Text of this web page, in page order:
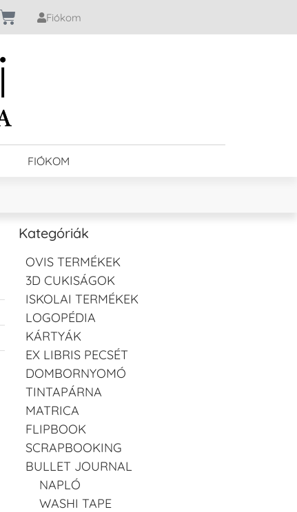
Fiókom
FIÓKOM
Kategóriák
OVIS TERMÉKEK
3D CUKISÁGOK
ISKOLAI TERMÉKEK
LOGOPÉDIA
KÁRTYÁK
EX LIBRIS PECSÉT
DOMBORNYOMÓ
TINTAPÁRNA
MATRICA
FLIPBOOK
SCRAPBOOKING
BULLET JOURNAL
NAPLÓ
WASHI TAPE